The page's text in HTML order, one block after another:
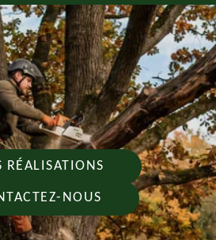
RÉALISATIONS
NOUS